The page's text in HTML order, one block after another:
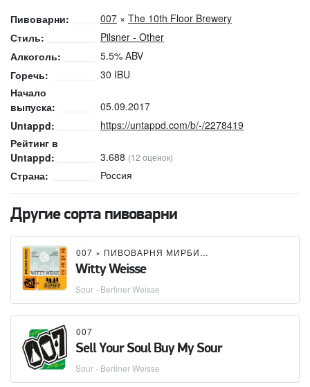
Пивоварни: 007 × The 10th Floor Brewery
Стиль:
Pilsner - Other
Алкоголь:
5.5% ABV
Горечь:
30 IBU
Начало
выпуска:
05.09.2017
Untappd:
https://untappd.com/b/-/2278419
Рейтинг в
Untappd:
3.688 (12 оценок)
Страна: Россия
Другие сорта пивоварни
007 × ПИВОВАРНЯ МИРБИР (MIRBEER BREWERY)
Witty Weisse
Sour - Berliner Weisse
007
Sell Your Soul Buy My Sour
Sour - Berliner Weisse